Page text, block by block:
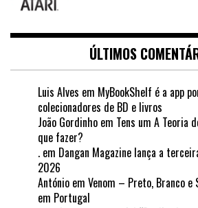
ÚLTIMOS
Luis Alves em MyBookShelf é a app
colecionadores de BD e livros
João Gordinho em Tens um A Teoria
que fazer?
. em Dangan Magazine lança a
2026
António em Venom – Preto, Branco e
em Portugal